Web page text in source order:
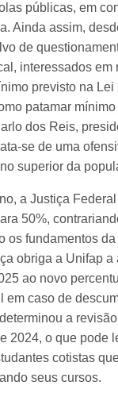
públicas, em
Ainda assim,
de
interessados em
previsto na Lei
patamar
dos Reis,
se de uma
superior da
a Justiça
50%,
os fundamentos
obriga a Unifap
ao novo
em caso de
a
2024, o que pode
cotistas
seus cursos.